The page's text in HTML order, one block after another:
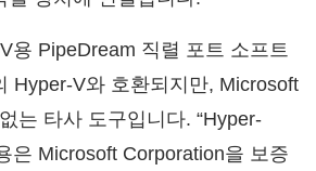
용 PipeDream 직렬 포트 소프트
Hyper-V와 호환되지만, Microsoft
는 타사 도구입니다. “Hyper-
은 Microsoft Corporation을 보증